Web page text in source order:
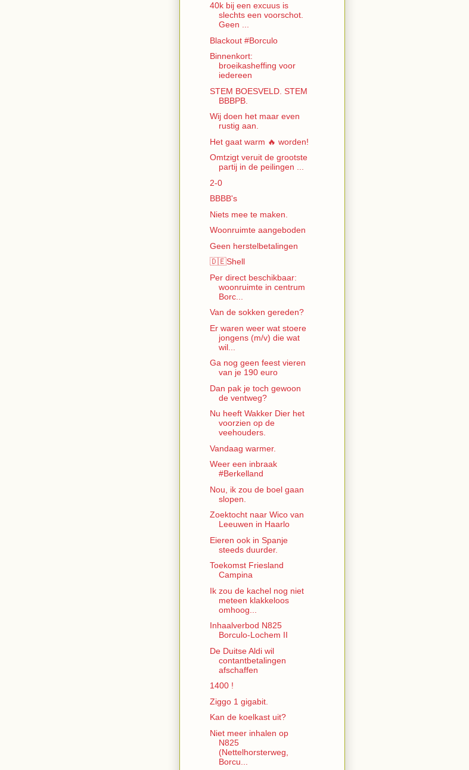
40k bij een excuus is
slechts een voorschot.
Geen ...
Blackout #Borculo
Binnenkort:
broeikasheffing voor
iedereen
STEM BOESVELD. STEM
BBBPB.
Wij doen het maar even
rustig aan.
Het gaat warm 🔥 worden!
Omtzigt veruit de grootste
partij in de peilingen ...
2-0
BBBB's
Niets mee te maken.
Woonruimte aangeboden
Geen herstelbetalingen
🇩🇪Shell
Per direct beschikbaar:
woonruimte in centrum
Borc...
Van de sokken gereden?
Er waren weer wat stoere
jongens (m/v) die wat
wil...
Ga nog geen feest vieren
van je 190 euro
Dan pak je toch gewoon
de ventweg?
Nu heeft Wakker Dier het
voorzien op de
veehouders.
Vandaag warmer.
Weer een inbraak
#Berkelland
Nou, ik zou de boel gaan
slopen.
Zoektocht naar Wico van
Leeuwen in Haarlo
Eieren ook in Spanje
steeds duurder.
Toekomst Friesland
Campina
Ik zou de kachel nog niet
meteen klakkeloos
omhoog...
Inhaalverbod N825
Borculo-Lochem II
De Duitse Aldi wil
contantbetalingen
afschaffen
1400 !
Ziggo 1 gigabit.
Kan de koelkast uit?
Niet meer inhalen op
N825
(Nettelhorsterweg,
Borcu...